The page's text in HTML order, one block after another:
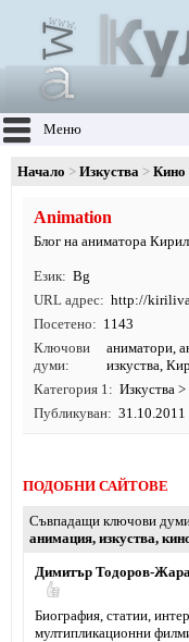
Меню
Начало Изкуства Кино
Animation
Блог на аниматора
Език
Bg
URL адрес
http://
Посетено
1143
Ключови
думи
аниматори,
изкуства,
Категория 1
Изкуства >
Публикуван
31.10.2011
ПОДОБНИ САЙТОВЕ
Съвпадащи ключови
анимация, изкуства,
Димитър Тодоров-
Биография, статии,
мултипликационни